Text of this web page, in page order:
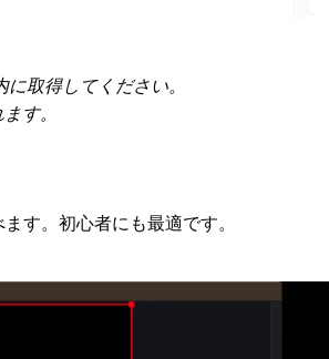
取得してください。
す。
す。初心者にも最適です。